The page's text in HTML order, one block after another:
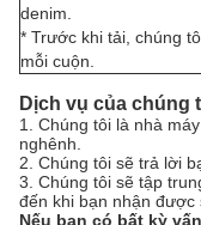
denim.
* Trước khi tải, chúng
mỗi cuộn.
Dịch vụ của chúng
1. Chúng tôi là nhà
nghênh.
2. Chúng tôi sẽ trả lời
3. Chúng tôi sẽ tập
đến khi bạn nhận được
Nếu bạn có bất kỳ